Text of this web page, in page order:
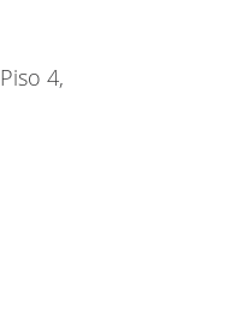
4,